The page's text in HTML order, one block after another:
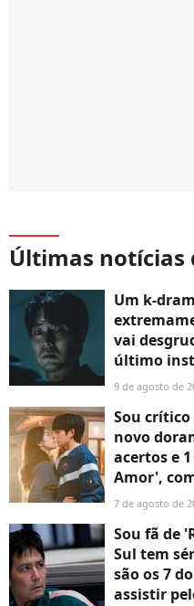
Últimas notícias
Um k-
vai
último
9 de agosto de
Sou crítico
novo
acertos e
Amor',
7 de agosto de
Sou fã de
Sul tem
são os 7
assistir